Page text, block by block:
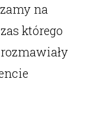
na
którego